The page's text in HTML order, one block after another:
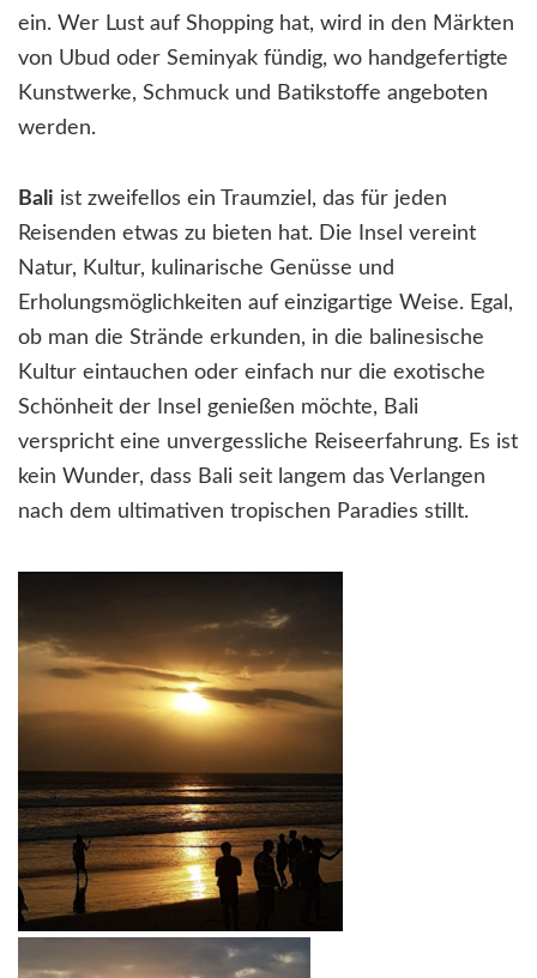
ein. Wer Lust auf Shopping hat, wird in den Märkten
von Ubud oder Seminyak fündig, wo handgefertigte
Kunstwerke, Schmuck und Batikstoffe angeboten
werden.
Bali ist zweifellos ein Traumziel, das für jeden
Reisenden etwas zu bieten hat. Die Insel vereint
Natur, Kultur, kulinarische Genüsse und
Erholungsmöglichkeiten auf einzigartige Weise. Egal,
ob man die Strände erkunden, in die balinesische
Kultur eintauchen oder einfach nur die exotische
Schönheit der Insel genießen möchte, Bali
verspricht eine unvergessliche Reiseerfahrung. Es ist
kein Wunder, dass Bali seit langem das Verlangen
nach dem ultimativen tropischen Paradies stillt.